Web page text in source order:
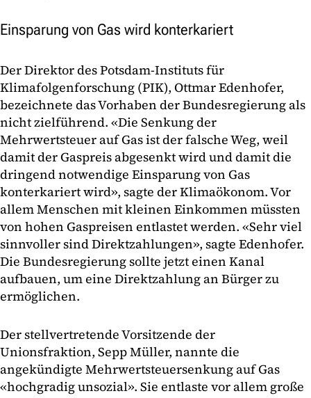
Einsparung von Gas wird konterkariert
Der Direktor des Potsdam-Instituts für
Klimafolgenforschung (PIK), Ottmar Edenhofer,
bezeichnete das Vorhaben der Bundesregierung als
nicht zielführend. «Die Senkung der
Mehrwertsteuer auf Gas ist der falsche Weg, weil
damit der Gaspreis abgesenkt wird und damit die
dringend notwendige Einsparung von Gas
konterkariert wird», sagte der Klimaökonom. Vor
allem Menschen mit kleinen Einkommen müssten
von hohen Gaspreisen entlastet werden. «Sehr viel
sinnvoller sind Direktzahlungen», sagte Edenhofer.
Die Bundesregierung sollte jetzt einen Kanal
aufbauen, um eine Direktzahlung an Bürger zu
ermöglichen.
Der stellvertretende Vorsitzende der
Unionsfraktion, Sepp Müller, nannte die
angekündigte Mehrwertsteuersenkung auf Gas
«hochgradig unsozial». Sie entlaste vor allem große